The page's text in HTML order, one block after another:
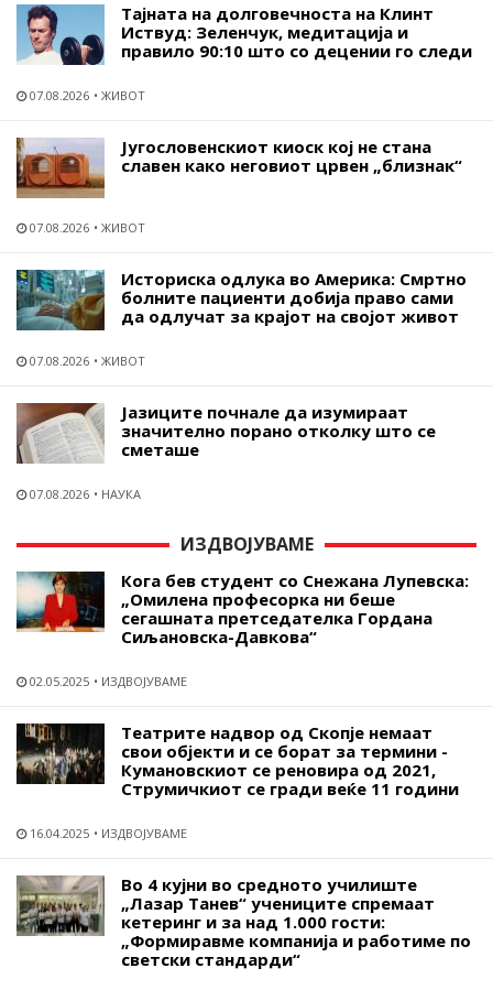
Тајната на долговечноста на Клинт
Иствуд: Зеленчук, медитација и
правило 90:10 што со децении го следи
07.08.2026 ЖИВОТ
Југословенскиот киоск кој не стана
славен како неговиот црвен „близнак“
07.08.2026 ЖИВОТ
Историска одлука во Америка: Смртно
болните пациенти добија право сами
да одлучат за крајот на својот живот
07.08.2026 ЖИВОТ
Јазиците почнале да изумираат
значително порано отколку што се
сметаше
07.08.2026 НАУКА
ИЗДВОЈУВАМЕ
Кога бев студент со Снежана Лупевска:
„Омилена професорка ни беше
сегашната претседателка Гордана
Сиљановска-Давкова“
02.05.2025 ИЗДВОЈУВАМЕ
Театрите надвор од Скопје немаат
свои објекти и се борат за термини -
Кумановскиот се реновира од 2021,
Струмичкиот се гради веќе 11 години
16.04.2025 ИЗДВОЈУВАМЕ
Во 4 кујни во средното училиште
„Лазар Танев“ учениците спремаат
кетеринг и за над 1.000 гости:
„Формиравме компанија и работиме по
светски стандарди“